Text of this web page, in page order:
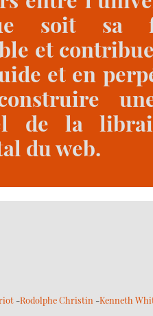
soit sa
et
et en
de la
du web.
-Rodolphe Christin -Kenneth